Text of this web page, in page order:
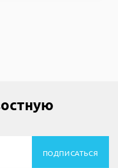
ПОДПИСАТЬСЯ